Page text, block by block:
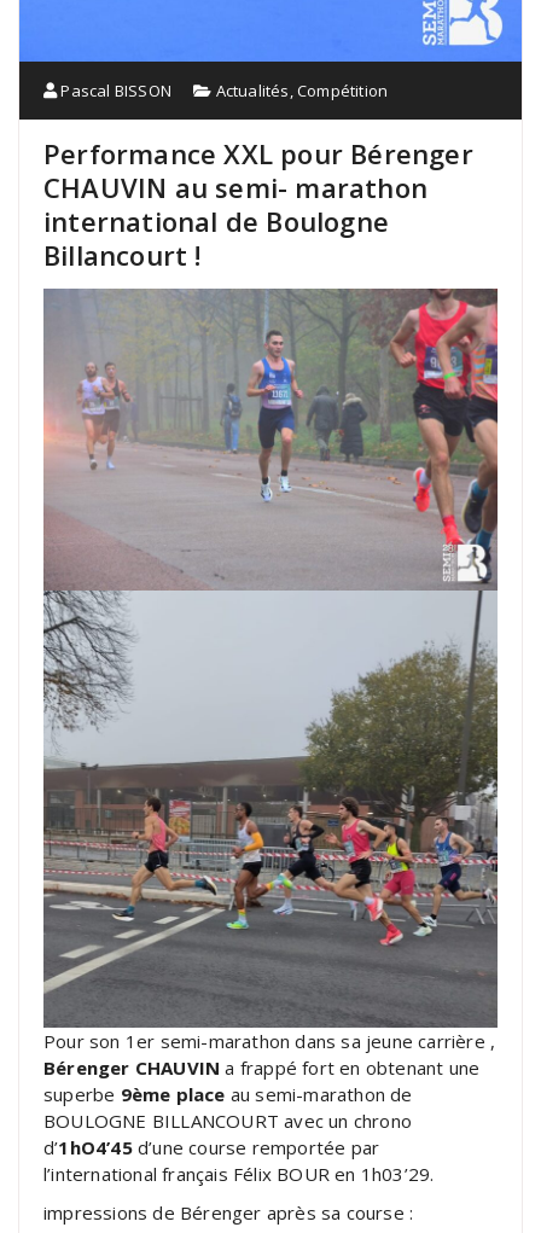
Pascal BISSON Actualités,Compétition
Performance XXL pour Bérenger
CHAUVIN au semi- marathon
international de Boulogne
Billancourt !
Pour son 1er semi-marathon dans sa jeune carrière ,
Bérenger CHAUVIN a frappé fort en obtenant une
superbe 9ème place au semi-marathon de
BOULOGNE BILLANCOURT avec un chrono
d’1hO4’45d’une course remportée par
l’international français Félix BOUR en 1h03’29.
impressions de Bérenger après sa course :